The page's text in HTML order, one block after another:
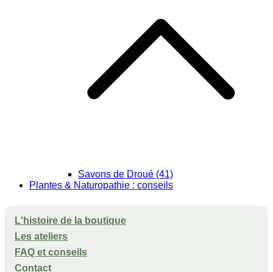
Savons de Droué (41)
Plantes & Naturopathie : conseils
L'histoire de la boutique
Les ateliers
FAQ et conseils
Contact